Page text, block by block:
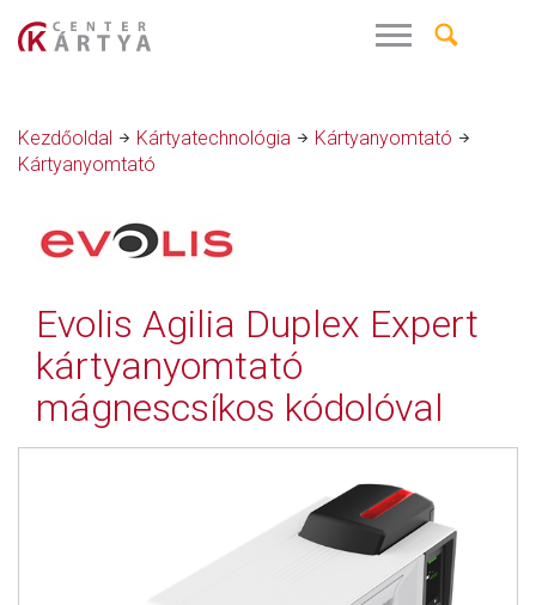
Kezdőoldal Kártyatechnológia
Kártyanyomtató
Kártyanyomtató
Evolis Agilia Duplex Expert
kártyanyomtató
mágnescsíkos kódolóval